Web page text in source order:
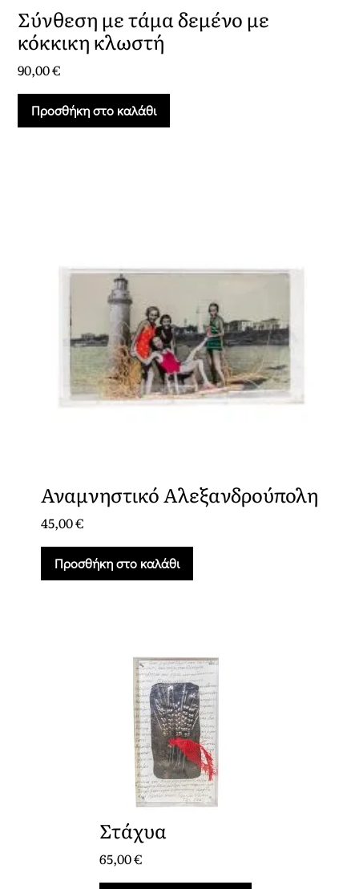
Σύνθεση με τάμα δεμένο με
κόκκικη κλωστή
90,00€
Προσθήκη στο καλάθι
Αναμνηστικό Αλεξανδρούπολη
45,00€
Προσθήκη στο καλάθι
Στάχυα
65,00€